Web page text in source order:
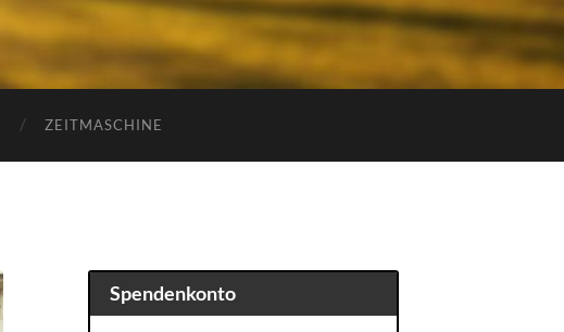
ZEITMASCHINE
Spendenkonto